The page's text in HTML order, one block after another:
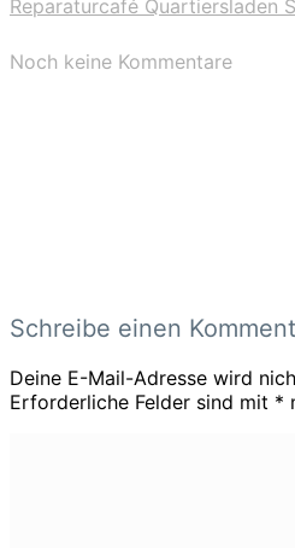
Reparaturcafé Quartiersladen
Noch keine Kommentare
Schreibe einen
Deine E-Mail-Adresse wird
Erforderliche Felder sind mit *